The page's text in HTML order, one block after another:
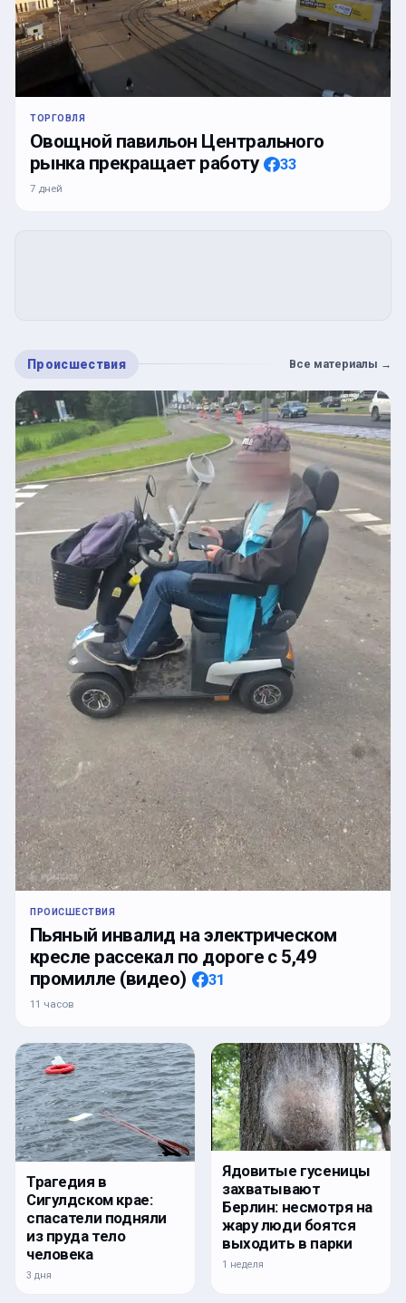
ТОРГОВЛЯ
Овощной павильон Центрального
рынка прекращает работу
33
7 дней
Происшествия Все материалы →
ПРОИСШЕСТВИЯ
Пьяный инвалид на электрическом
кресле рассекал по дороге с 5,49
промилле (видео)
31
11 часов
Трагедия в
Сигулдском крае:
спасатели подняли
из пруда тело
человека
3 дня
Ядовитые гусеницы
захватывают
Берлин: несмотря на
жару люди боятся
выходить в парки
1 неделя